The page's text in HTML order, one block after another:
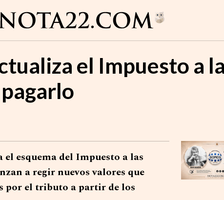
el Impuesto a
esquema del Impuesto a las
a regir nuevos valores que
por el tributo a partir de los